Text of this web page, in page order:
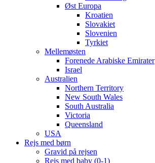
Øst Europa
Kroatien
Slovakiet
Slovenien
Tyrkiet
Mellemøsten
Forenede Arabiske Emirater
Israel
Australien
Northern Territory
New South Wales
South Australia
Victoria
Queensland
USA
Rejs med børn
Gravid på rejsen
Rejs med baby (0-1)